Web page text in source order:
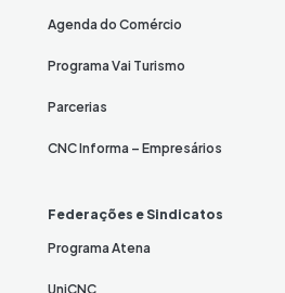
Agenda do Comércio
Programa Vai Turismo
Parcerias
CNC Informa – Empresários
Federações e Sindicatos
Programa Atena
UniCNC